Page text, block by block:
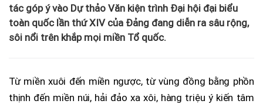
tác góp ý vào Dự thảo Văn kiện trình Đại hội đại biểu
toàn quốc lần thứ XIV của Đảng đang diễn ra sâu rộng,
sôi nổi trên khắp mọi miền Tổ quốc.
Từ miền xuôi đến miền ngược, từ vùng đồng bằng phồn
thịnh đến miền núi, hải đảo xa xôi, hàng triệu ý kiến tâm